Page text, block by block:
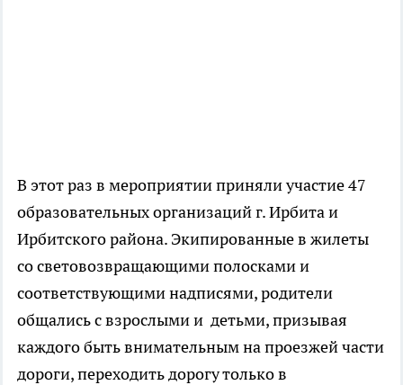
В этот раз в мероприятии приняли участие 47
образовательных организаций г. Ирбита и
Ирбитского района. Экипированные в жилеты
со световозвращающими полосками и
соответствующими надписями, родители
общались с взрослыми и детьми, призывая
каждого быть внимательным на проезжей части
дороги, переходить дорогу только в